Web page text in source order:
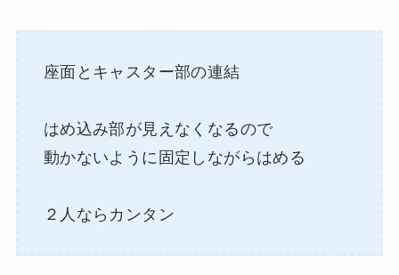
座面とキャスター部の連結
はめ込み部が見えなくなるので
動かないように固定しながらはめる
２人ならカンタン